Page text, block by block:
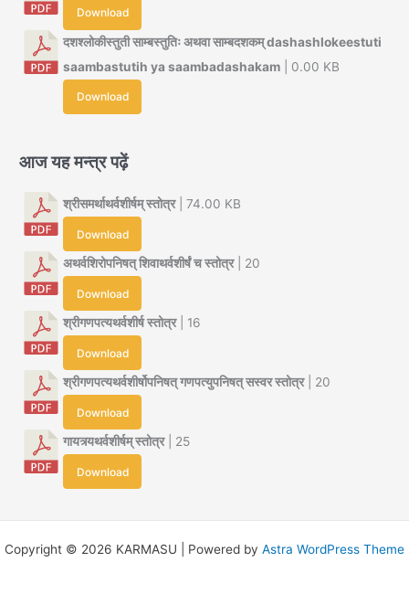
Download
दशश्लोकीस्तुती साम्बस्तुतिः अथवा साम्बदशकम् dashashlokeestuti
saambastutih ya saambadashakam | 0.00 KB
Download
आज यह मन्त्र पढ़ें
श्रीसमर्थाथर्वशीर्षम् स्तोत्र| 74.00 KB
Download
अथर्वशिरोपनिषत् शिवाथर्वशीर्षं च स्तोत्र| 20
Download
श्रीगणपत्यथर्वशीर्ष स्तोत्र| 16
Download
श्रीगणपत्यथर्वशीर्षोपनिषत् गणपत्युपनिषत् सस्वर स्तोत्र| 20
Download
गायत्र्यथर्वशीर्षम् स्तोत्र| 25
Download
Copyright © 2026 KARMASU | Powered by Astra WordPress Theme